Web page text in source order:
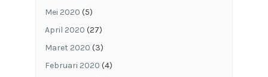
Mei 2020 (5)
April 2020 (27)
Maret 2020 (3)
Februari 2020 (4)